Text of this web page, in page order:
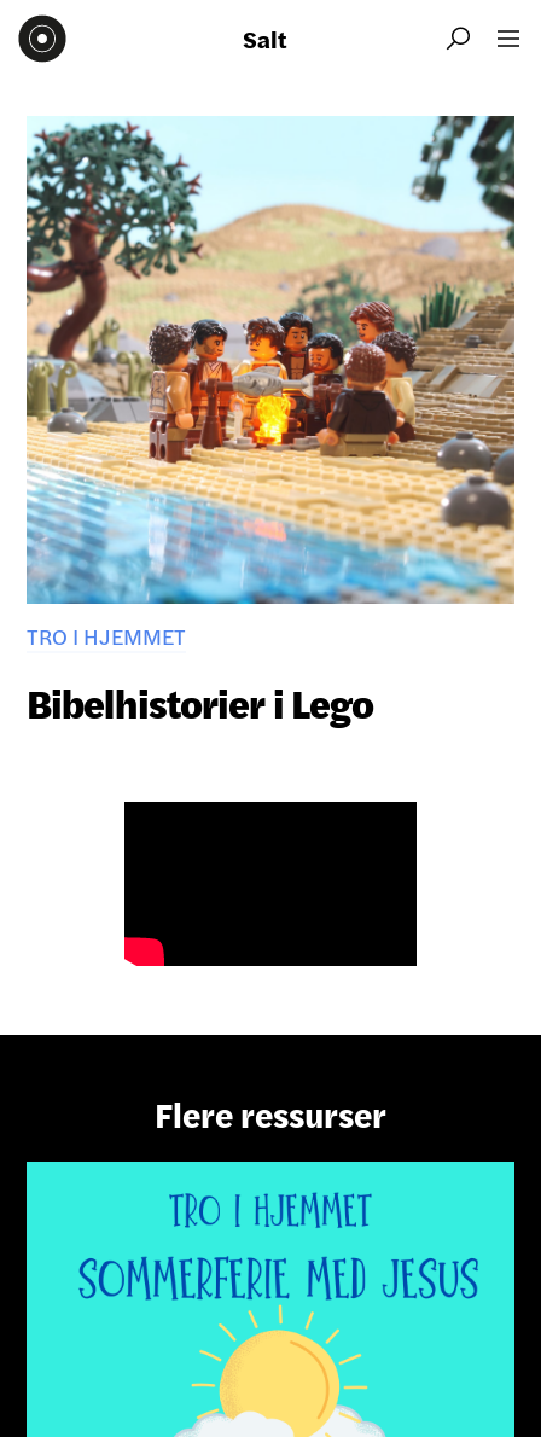
Salt  
TRO I HJEMMET
Bibelhistorier i Lego
Flere ressurser